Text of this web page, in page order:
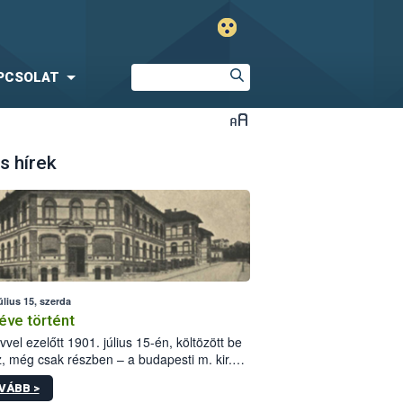
hírek
15, szerda
történt
ezelőtt 1901. július 15-én, költözött be
még csak részben – a budapesti m. kir.
állomás a Kis Rókus utca
alatti, Czigler Győző által tervezett új
>